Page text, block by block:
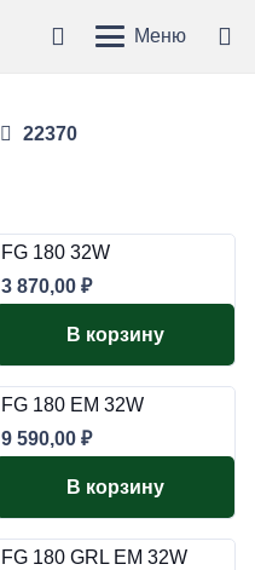
Меню
22370
FG 180 32W
3 870,00 ₽
В корзину
FG 180 EM 32W
9 590,00 ₽
В корзину
FG 180 GRL EM 32W